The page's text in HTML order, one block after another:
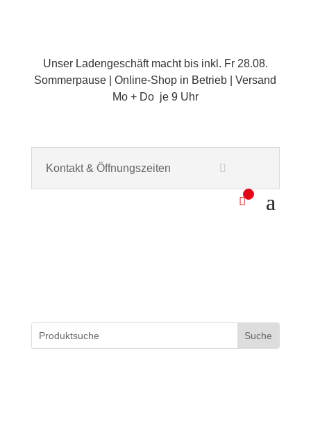
Unser Ladengeschäft macht bis inkl. Fr 28.08.
Sommerpause | Online-Shop in Betrieb | Versand
Mo + Do je 9 Uhr
Kontakt & Öffnungszeiten